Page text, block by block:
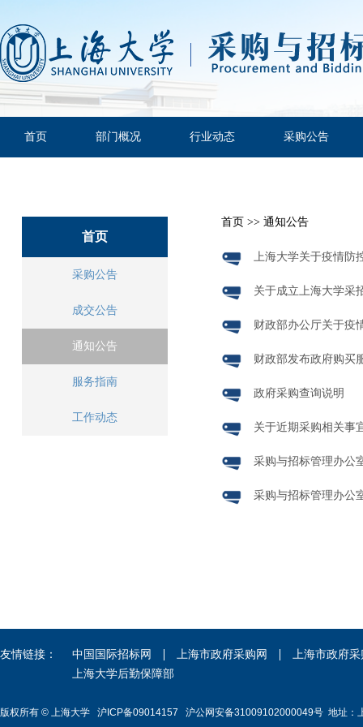
首页 部门概况 行业动态 采购公告
首页
采购公告
成交公告
通知公告
服务指南
工作动态
首页 >> 通知公告
上海大学关于疫情防
关于成立上海大学采
财政部办公厅关于疫
财政部发布政府购买
政府采购查询说明
关于近期采购相关事
采购与招标管理办公
采购与招标管理办公
友情链接： 中国国际招标网 上海市政府采购网
上海市政府
上海大学后勤保障部
版权所有 © 上海大学 沪ICP备09014157 沪公网安备31009102000049号 地址：